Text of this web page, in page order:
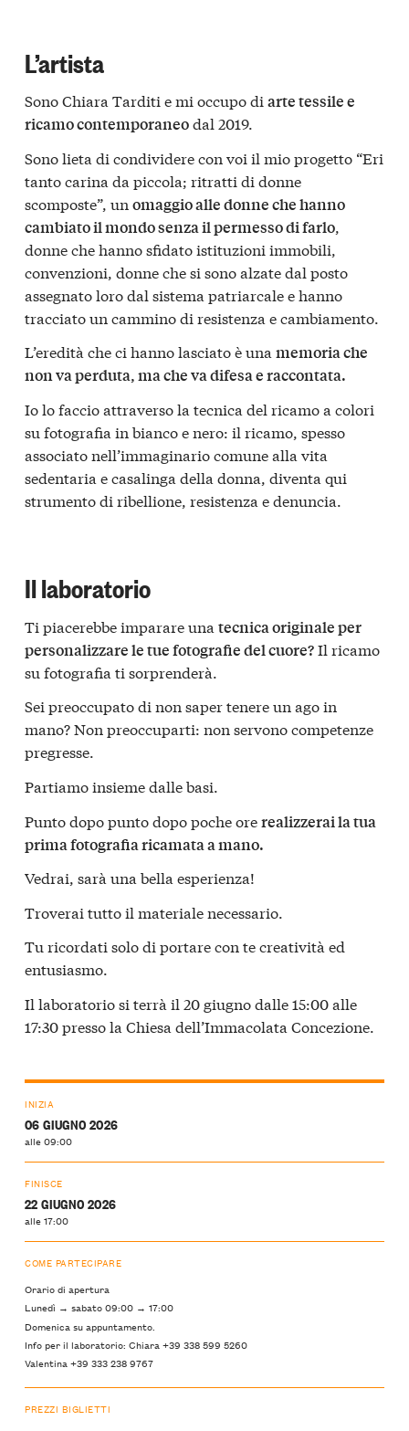
L’artista
Sono Chiara Tarditi e mi occupo di arte tessile e
ricamo contemporaneodal 2019.
Sono lieta di condividere con voi il mio progetto “Eri
tanto carina da piccola; ritratti di donne
scomposte”, un omaggio alle donne che hanno
cambiato il mondo senza il permesso di farlo,
donne che hanno sfidato istituzioni immobili,
convenzioni, donne che si sono alzate dal posto
assegnato loro dal sistema patriarcale e hanno
tracciato un cammino di resistenza e cambiamento.
L’eredità che ci hanno lasciato è una memoria che
non va perduta, ma che va difesa e raccontata.
Io lo faccio attraverso la tecnica del ricamo a colori
su fotografia in bianco e nero: il ricamo, spesso
associato nell’immaginario comune alla vita
sedentaria e casalinga della donna, diventa qui
strumento di ribellione, resistenza e denuncia.
Il laboratorio
Ti piacerebbe imparare una tecnica originale per
personalizzare le tue fotografie del cuore?Il ricamo
su fotografia ti sorprenderà.
Sei preoccupato di non saper tenere un ago in
mano? Non preoccuparti: non servono competenze
pregresse.
Partiamo insieme dalle basi.
Punto dopo punto dopo poche orerealizzerai la tua
prima fotografia ricamata a mano.
Vedrai, sarà una bella esperienza!
Troverai tutto il materiale necessario.
Tu ricordati solo di portare con te creatività ed
entusiasmo.
Il laboratorio si terrà il 20 giugno dalle 15:00 alle
17:30 presso la Chiesa dell’Immacolata Concezione.
INIZIA
06 GIUGNO 2026
alle 09:00
FINISCE
22 GIUGNO 2026
alle 17:00
COME PARTECIPARE
Orario di apertura
Lunedì → sabato 09:00 → 17:00
Domenica su appuntamento.
Info per il laboratorio: Chiara +39 338 599 5260
Valentina +39 333 238 9767
PREZZI BIGLIETTI